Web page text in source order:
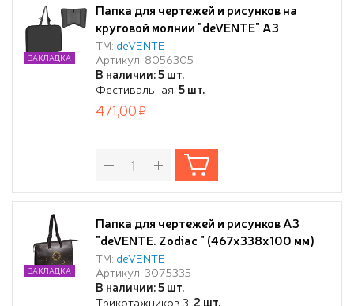
Папка для чертежей и рисунков на
круговой молнии "deVENTE" A3
(490x350x30 мм) 500 мкм, с карманом-
сеткой, с регулируемыми ручками,
черная
ТМ: deVENTE
Артикул: 8056305
В наличии: 5 шт.
Фестивальная:5 шт.
ЗАКЛАДКА
471,00
Папка для чертежей и рисунков А3
"deVENTE. Zodiac " (467x338x100 мм)
500 мкм, с расширением 10 см
ТМ: deVENTE
Артикул: 3075335
В наличии: 5 шт.
Трикотажников 3: 2 шт.
ЗАКЛАДКА